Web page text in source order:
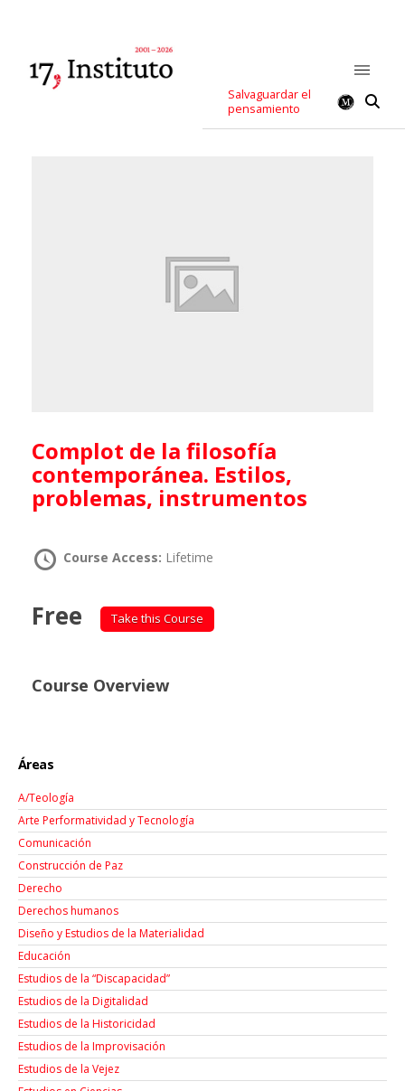
Salvaguardar el
pensamiento
Complot de la filosofía
contemporánea. Estilos,
problemas, instrumentos
Course Access: Lifetime
Free Take this Course
Course Overview
Áreas
A/Teología
Arte Performatividad y Tecnología
Comunicación
Construcción de Paz
Derecho
Derechos humanos
Diseño y Estudios de la Materialidad
Educación
Estudios de la “Discapacidad”
Estudios de la Digitalidad
Estudios de la Historicidad
Estudios de la Improvisación
Estudios de la Vejez